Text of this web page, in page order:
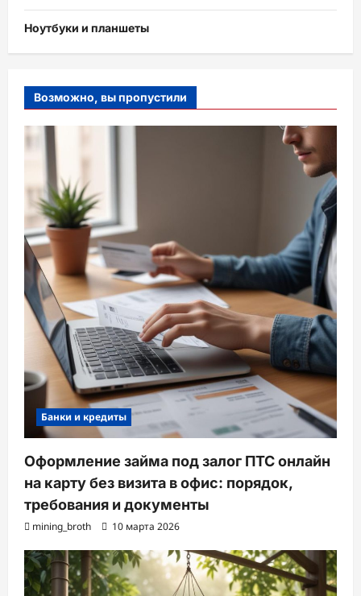
Ноутбуки и планшеты
Возможно, вы пропустили
Банки и кредиты
Оформление займа под залог ПТС онлайн
на карту без визита в офис: порядок,
требования и документы
mining_broth 10 марта 2026